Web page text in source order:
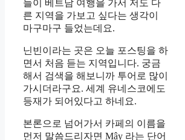
들이 베트남 여행을 가서 저도 다
른 지역을 가보고 싶다는 생각이
마구마구 들었는데요.
닌빈이라는 곳은 오늘 포스팅을 하
면서 처음 듣는 지역입니다. 궁금
해서 검색을 해보니까 투어로 많이
가시더라구요. 세계 유네스코에도
등재가 되어있다고 하네요.
본론으로 넘어가서 카페의 이름을
먼저 말씀드리자면 Mây 라는 단어